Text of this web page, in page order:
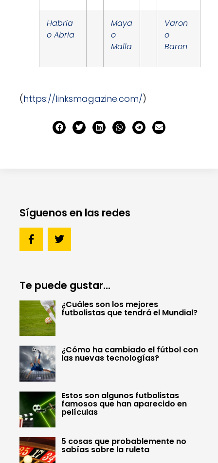
Habria
o Abria
Maya
o
Malla
Varon
o
Baron
(https://linksmagazine.com/)
Síguenos en las redes
Te puede gustar...
¿Cuáles son los mejores
futbolistas que tendrá el Mundial?
¿Cómo ha cambiado el fútbol con
las nuevas tecnologías?
Estos son algunos futbolistas
famosos que han aparecido en
películas
5 cosas que probablemente no
sabías sobre la ruleta